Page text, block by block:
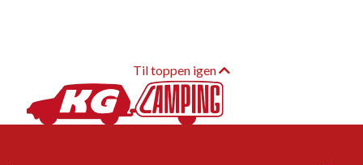
Til toppen igen